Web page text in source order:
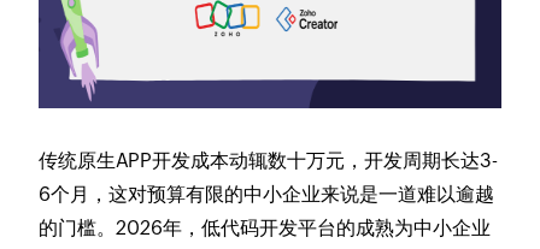
传统原生APP开发成本动辄数十万元，开发周期长达3-
6个月，这对预算有限的中小企业来说是一道难以逾越
的门槛。2026年，低代码开发平台的成熟为中小企业